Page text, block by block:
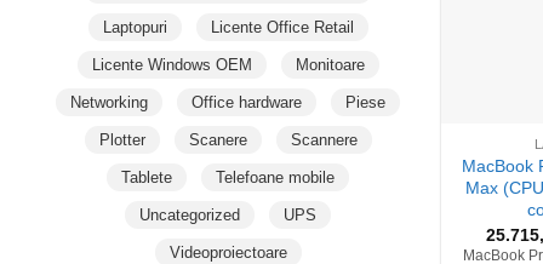
Laptopuri Licente Office Retail
Licente Windows OEM Monitoare
Networking Office hardware Piese
Plotter Scanere Scannere
Tablete Telefoane mobile
Uncategorized UPS
Videoproiectoare
MacBook
Max
MacBook